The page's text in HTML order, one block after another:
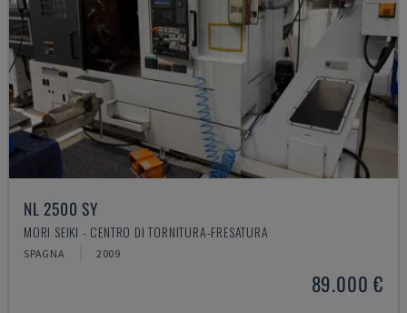
NL 2500 SY
MORI SEIKI - CENTRO DI TORNITURA-FRESATURA
SPAGNA 2009
89.000 €